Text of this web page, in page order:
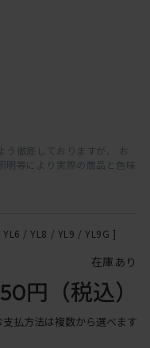
う徹底しておりますが、 お
明等により実際の商品と色味
YL6 / YL8 / YL9 / YL9G ]
在庫あり
円 （税込）
支払方法は複数から選べます